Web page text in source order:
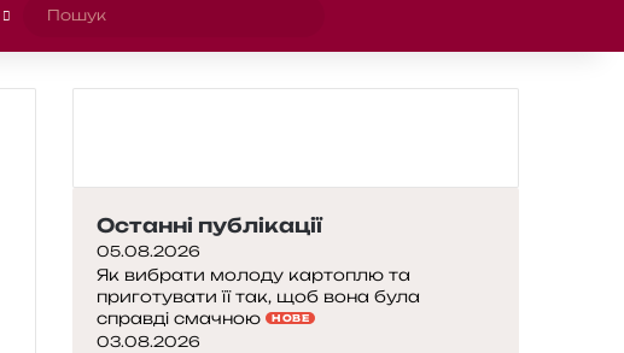
Останні публікації
05.08.2026
Як вибрати молоду картоплю та
приготувати її так, щоб вона була
справді смачною
НОВЕ
03.08.2026